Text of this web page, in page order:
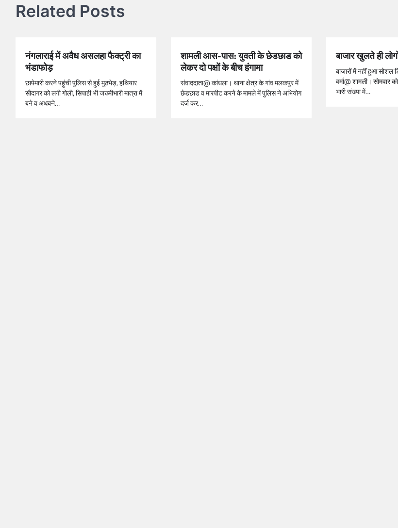
Related Posts
नंगलाराई में अवैध असलहा फैक्ट्री का
भंडाफोड़
छापेमारी करने पहुंची पुलिस से हुई मुठभेड़, हथियार
सौदागर को लगी गोली, सिपाही भी जख्मीभारी मात्रा में
बने व अधबने…
शामली आस-पास: युवती के छेडछाड को
लेकर दो पक्षों के बीच हंगामा
संवाददाता@ कांधला। थाना क्षेत्र के गांव मलकपुर में
छेडछाड व मारपीट करने के मामले में पुलिस ने अभियोग
दर्ज कर…
बाजार खुलते ही
बाजारों में नहीं हुआ सोशल
वर्मा@ शामली। सोमवार
भारी संख्या में…